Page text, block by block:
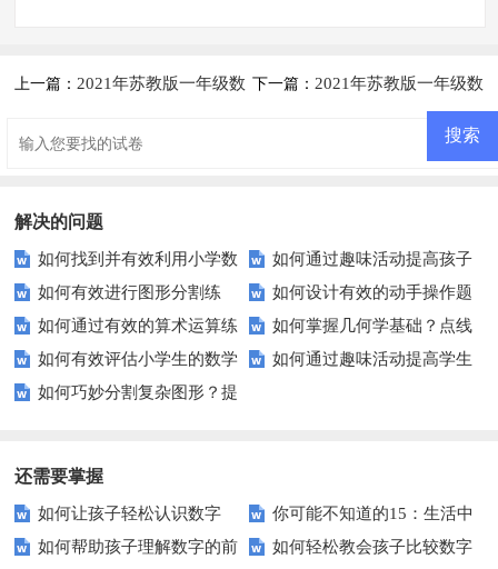
上一篇： 2021年苏教版一年级数 下一篇： 2021年苏教版一年级数
解决的问题
如何找到并有效利用小学数
学第二单元测试卷？
如何通过趣味活动提高孩子
的图形识别与分类能力？
如何有效进行图形分割练
习？这些技巧助你一臂之力！
如何设计有效的动手操作题
以增强学生的实践能力？
如何通过有效的算术运算练
习提升孩子的数学成绩？
如何掌握几何学基础？点线
面关系全解析
如何有效评估小学生的数学
能力？家长和教师需要知道的那
如何通过趣味活动提高学生
如何巧妙分割复杂图形？提
还需要掌握
如何让孩子轻松认识数字
15？这些方法太实用了！
你可能不知道的15：生活中
隐藏的数学秘密？
如何帮助孩子理解数字的前
如何轻松教会孩子比较数字